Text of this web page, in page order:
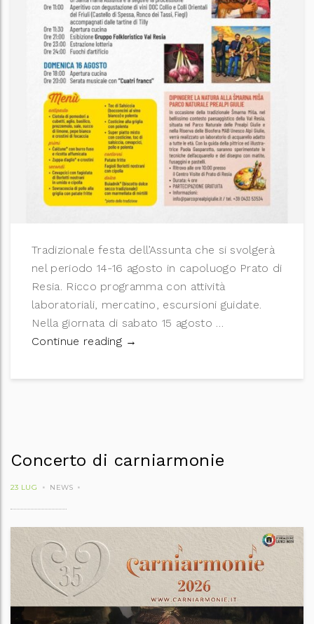
Tradizionale festa dell’Assunta che si svolgerà
nel periodo 14-16 agosto in capoluogo Prato di
Resia. Ricco programma con attività
laboratoriali, mercatino, escursioni guidate.
Nella giornata di sabato 15 agosto …
Continue reading Festa della Šmarna miša
→
Concerto di carniarmonie
23 LUG NEWS